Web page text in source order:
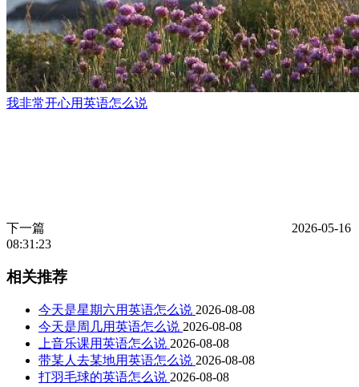
我非常开心用英语怎么说
下一篇
2026-05-16
08:31:23
相关推荐
今天是星期六用英语怎么说 2026-08-08
今天是周几用英语怎么说 2026-08-08
上音乐课用英语怎么说 2026-08-08
带某人去某地用英语怎么说 2026-08-08
打羽毛球的英语怎么说 2026-08-08